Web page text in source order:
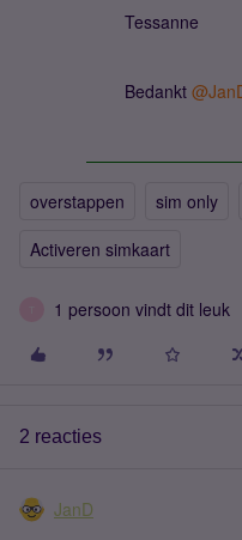
Tessanne
Bedankt ​
overstappen sim only
Activeren simkaart
1 persoon vindt dit leuk
2 reacties
JanD